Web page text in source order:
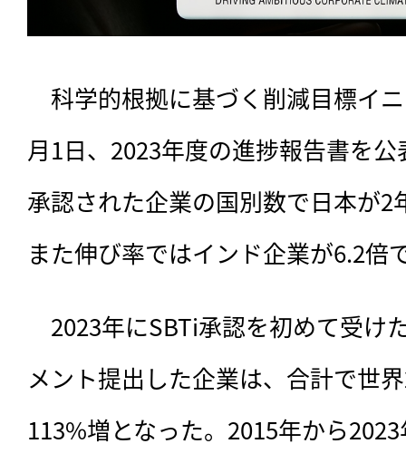
科学的根拠に基づく削減目標イ
月1日、2023年度の進捗報告書を
承認された企業の国別数で日本が2
また伸び率ではインド企業が6.2倍
2023年にSBTi承認を初めて受け
メント提出した企業は、 合計で世
113%増となった。2015年から